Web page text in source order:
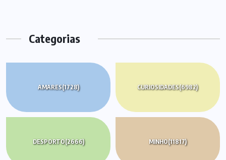
Categorias
AMARES(1728) CURIOSIDADES(6982)
DESPORTO(2666) MINHO(11817)